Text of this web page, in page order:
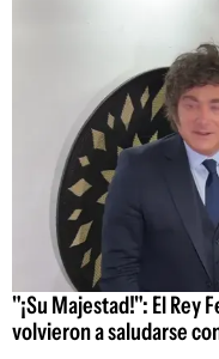
"¡Su Majestad!": El Rey
volvieron a saludarse